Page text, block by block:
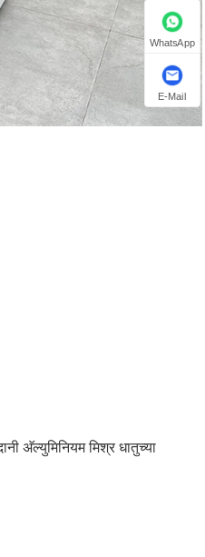
अ‍ॅल्युमिनियम मिश्र धातुच्या
WhatsApp
E-Mail